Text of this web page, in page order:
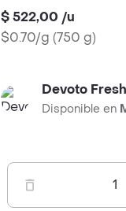
$ 522,00 /u
$0.70/g (750 g)
Devoto
Disponible en
1